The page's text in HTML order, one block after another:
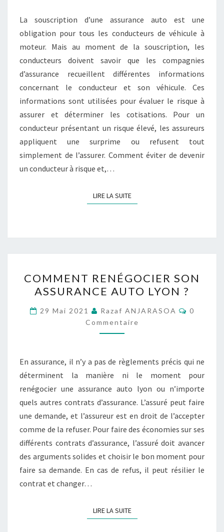
CONDUCTEUR
À
RISQUE
?
La souscription d’une assurance auto est une
obligation pour tous les conducteurs de véhicule à
moteur. Mais au moment de la souscription, les
conducteurs doivent savoir que les compagnies
d’assurance recueillent différentes informations
concernant le conducteur et son véhicule. Ces
informations sont utilisées pour évaluer le risque à
assurer et déterminer les cotisations. Pour un
conducteur présentant un risque élevé, les assureurs
appliquent une surprime ou refusent tout
simplement de l’assurer. Comment éviter de devenir
un conducteur à risque et,…
LIRE LA SUITELIRE LA SUITE
RENÉGOCIER
SON
ASSURANCE
AUTO
LYON
COMMENT RENÉGOCIER SON
ASSURANCE AUTO LYON ?
29 Mai 2021 Razaf ANJARASOA
0
Commentaire
En assurance, il n’y a pas de règlements précis qui ne
déterminent la manière ni le moment pour
renégocier une assurance auto lyon ou n’importe
quels autres contrats d’assurance. L’assuré peut faire
une demande, et l’assureur est en droit de l’accepter
comme de la refuser. Pour faire des économies sur ses
différents contrats d’assurance, l’assuré doit avancer
des arguments solides et choisir le bon moment pour
faire sa demande. En cas de refus, il peut résilier le
contrat et changer…
LIRE LA SUITELIRE LA SUITE